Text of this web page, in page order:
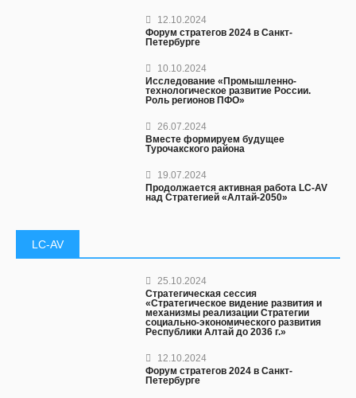
12.10.2024
Форум стратегов 2024 в Санкт-
Петербурге
10.10.2024
Исследование «Промышленно-
технологическое развитие России.
Роль регионов ПФО»
26.07.2024
Вместе формируем будущее
Турочакского района
19.07.2024
Продолжается активная работа LC-AV
над Стратегией «Алтай-2050»
LC-AV
25.10.2024
Стратегическая сессия
«Стратегическое видение развития и
механизмы реализации Стратегии
социально-экономического развития
Республики Алтай до 2036 г.»
12.10.2024
Форум стратегов 2024 в Санкт-
Петербурге